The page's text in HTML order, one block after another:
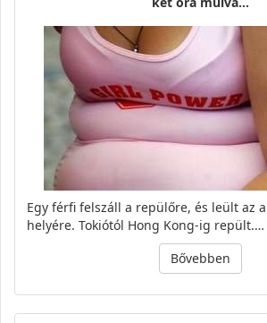
Egy férfi felszáll a repülőre, és leült az
helyére. Tokiótól Hong Kong-ig repült.…
Bővebben